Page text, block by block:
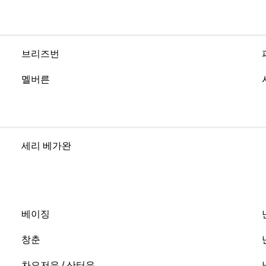
브리즈번
멜버른
세리 베가완
베이징
창춘